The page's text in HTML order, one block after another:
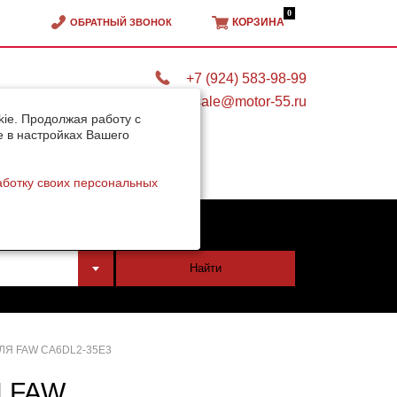
Продолжая работу с
настройках Вашего
своих персональных
ОБРАТНЫЙ ЗВОНОК КОРЗИНА
0
+7 (924) 583-98-99
sale@motor-55.ru
Найти
CA6DL2-35E3